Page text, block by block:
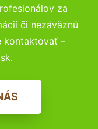
za
či nezáväznú
kontaktovať –